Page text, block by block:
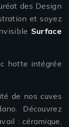
des Design
et soyez
Surface
hotte intégrée
de nos cuves
Découvrez
: céramique,